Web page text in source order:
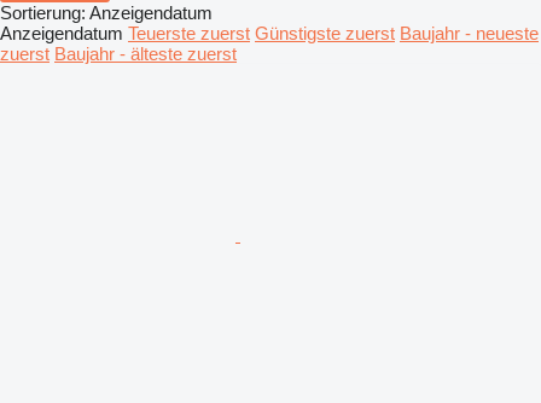
Sortierung: Anzeigendatum
Anzeigendatum Teuerste zuerst Günstigste zuerst Baujahr - neueste
zuerst Baujahr - älteste zuerst